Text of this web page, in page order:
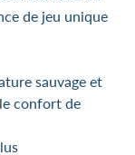
de jeu unique
sauvage et
confort de